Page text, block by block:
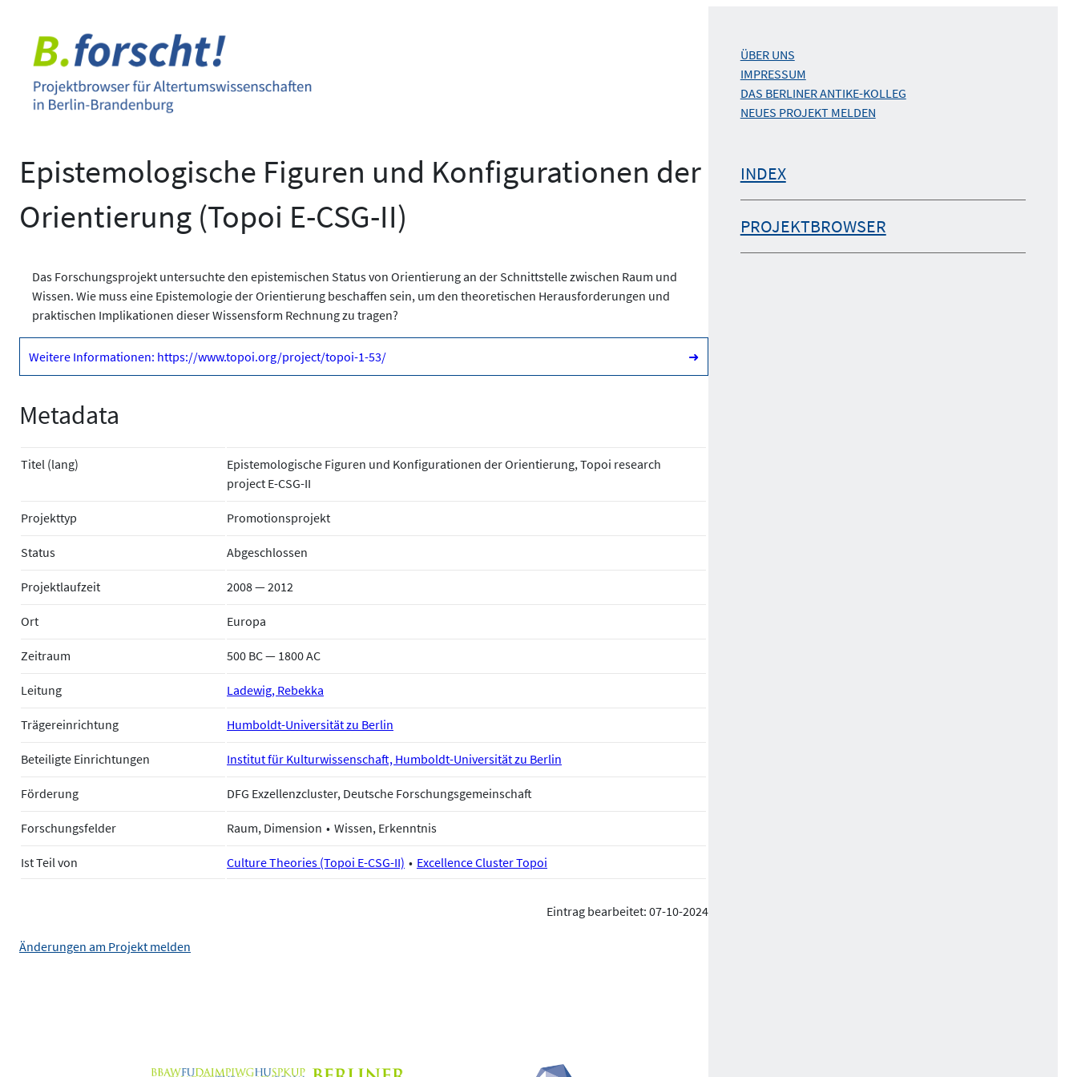
springen
Epistemologische Figuren und Konfigurationen der
Orientierung (Topoi E-CSG-II)
Das Forschungsprojekt untersuchte den epistemischen Status von Orientierung an der Schnittstelle zwischen Raum und
Wissen. Wie muss eine Epistemologie der Orientierung beschaffen sein, um den theoretischen Herausforderungen und
praktischen Implikationen dieser Wissensform Rechnung zu tragen?
Weitere Informationen: https://www.topoi.org/project/topoi-1-53/ ➜
Metadata
Titel (lang)
Epistemologische Figuren und Konfigurationen der Orientierung, Topoi research
project E-CSG-II
Projekttyp Promotionsprojekt
Status Abgeschlossen
Projektlaufzeit 2008 — 2012
Ort Europa
Zeitraum 500 BC — 1800 AC
Leitung Ladewig, Rebekka
Trägereinrichtung Humboldt-Universität zu Berlin
Beteiligte Einrichtungen Institut für Kulturwissenschaft, Humboldt-Universität zu Berlin
Förderung DFG Exzellenzcluster, Deutsche Forschungsgemeinschaft
Forschungsfelder Raum, Dimension Wissen, Erkenntnis
Ist Teil von Culture Theories (Topoi E-CSG-II) Excellence Cluster Topoi
Eintrag bearbeitet: 07-10-2024
Änderungen am Projekt melden
ÜBER UNS
IMPRESSUM
DAS BERLINER ANTIKE-KOLLEG
NEUES PROJEKT MELDEN
INDEX
PROJEKTBROWSER